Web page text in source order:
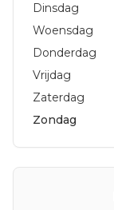
Dinsdag
Woensdag
Donderdag
Vrijdag
Zaterdag
Zondag